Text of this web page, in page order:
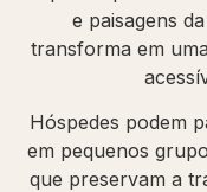
e paisagens
transforma em
Hóspedes podem
em pequenos
que preservam a